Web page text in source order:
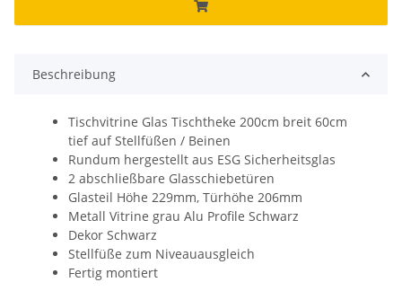
Beschreibung
Tischvitrine Glas Tischtheke 200cm breit 60cm
tief auf Stellfüßen / Beinen
Rundum hergestellt aus ESG Sicherheitsglas
2 abschließbare Glasschiebetüren
Glasteil Höhe 229mm, Türhöhe 206mm
Metall Vitrine grau Alu Profile Schwarz
Dekor Schwarz
Stellfüße zum Niveauausgleich
Fertig montiert